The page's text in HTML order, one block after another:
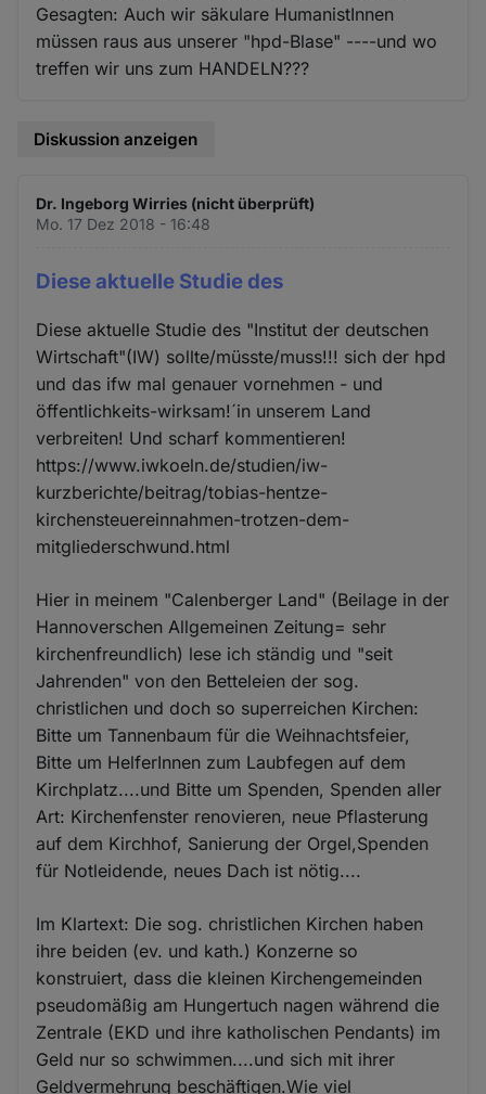
Gesagten: Auch wir säkulare HumanistInnen
müssen raus aus unserer "hpd-Blase" ----und wo
treffen wir uns zum HANDELN???
Diskussion anzeigen
Dr. Ingeborg Wirries (nicht überprüft)
Mo. 17 Dez 2018 - 16:48
Diese aktuelle Studie des
Diese aktuelle Studie des "Institut der deutschen
Wirtschaft"(IW) sollte/müsste/muss!!! sich der hpd
und das ifw mal genauer vornehmen - und
öffentlichkeits-wirksam!´in unserem Land
verbreiten! Und scharf kommentieren!
https://www.iwkoeln.de/studien/iw-
kurzberichte/beitrag/tobias-hentze-
kirchensteuereinnahmen-trotzen-dem-
mitgliederschwund.html
Hier in meinem "Calenberger Land" (Beilage in der
Hannoverschen Allgemeinen Zeitung= sehr
kirchenfreundlich) lese ich ständig und "seit
Jahrenden" von den Betteleien der sog.
christlichen und doch so superreichen Kirchen:
Bitte um Tannenbaum für die Weihnachtsfeier,
Bitte um HelferInnen zum Laubfegen auf dem
Kirchplatz....und Bitte um Spenden, Spenden aller
Art: Kirchenfenster renovieren, neue Pflasterung
auf dem Kirchhof, Sanierung der Orgel,Spenden
für Notleidende, neues Dach ist nötig....
Im Klartext: Die sog. christlichen Kirchen haben
ihre beiden (ev. und kath.) Konzerne so
konstruiert, dass die kleinen Kirchengemeinden
pseudomäßig am Hungertuch nagen während die
Zentrale (EKD und ihre katholischen Pendants) im
Geld nur so schwimmen....und sich mit ihrer
Geldvermehrung beschäftigen.Wie viel